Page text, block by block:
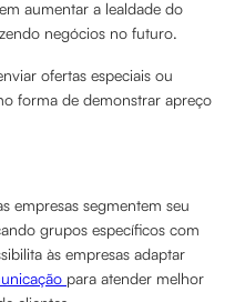
aumentar a lealdade do
negócios no futuro.
ofertas especiais ou
forma de demonstrar apreço
empresas segmentem seu
grupos específicos com
às empresas adaptar
para atender melhor